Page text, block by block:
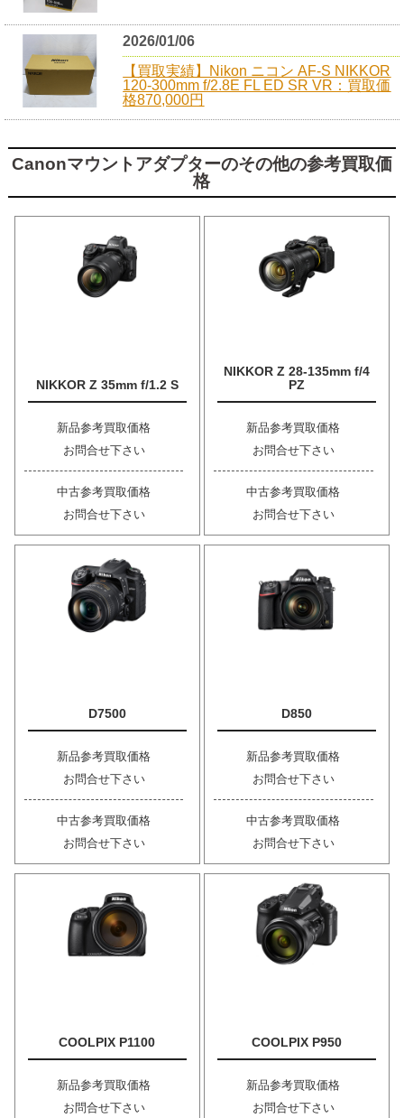
2026/01/06
【買取実績】Nikon ニコン AF-S NIKKOR
120-300mm f/2.8E FL ED SR VR：買取価
格870,000円
Canonマウントアダプターのその他の参考買取価
格
NIKKOR Z 35mm f/1.2 S
新品参考買取価格
お問合せ下さい
中古参考買取価格
お問合せ下さい
NIKKOR Z 28-135mm f/4
PZ
新品参考買取価格
お問合せ下さい
中古参考買取価格
お問合せ下さい
D7500
新品参考買取価格
お問合せ下さい
中古参考買取価格
お問合せ下さい
D850
新品参考買取価格
お問合せ下さい
中古参考買取価格
お問合せ下さい
COOLPIX P1100
新品参考買取価格
お問合せ下さい
COOLPIX P950
新品参考買取価格
お問合せ下さい